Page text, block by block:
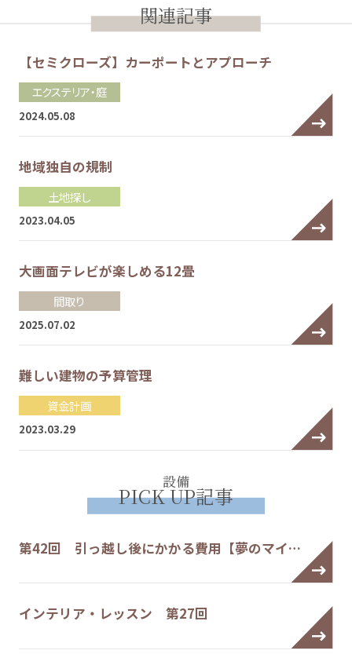
関連記事
【セミクローズ】カーポートとアプローチ
エクステリア・庭
2024.05.08
地域独自の規制
土地探し
2023.04.05
大画面テレビが楽しめる12畳
間取り
2025.07.02
難しい建物の予算管理
資金計画
2023.03.29
設備
PICK UP記事
第42回 引っ越し後にかかる費用【夢のマイ…
インテリア・レッスン 第27回